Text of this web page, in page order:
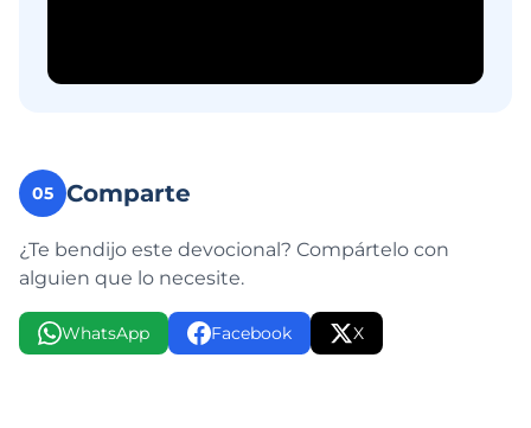
05 Comparte
¿Te bendijo este devocional? Compártelo con
alguien que lo necesite.
WhatsApp Facebook X